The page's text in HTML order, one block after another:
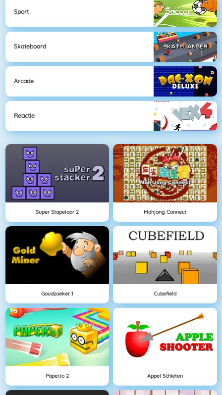
Sport
Skateboard
Arcade
Reactie
Super Stapelaar 2 Mahjong Connect
Goudzoeker 1 Cubefield
Paper.io 2 Appel Schieten